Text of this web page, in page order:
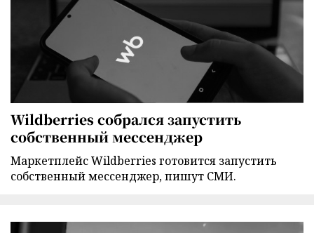
Wildberries собрался запустить
собственный мессенджер
Маркетплейс Wildberries готовится запустить
собственный мессенджер, пишут СМИ.